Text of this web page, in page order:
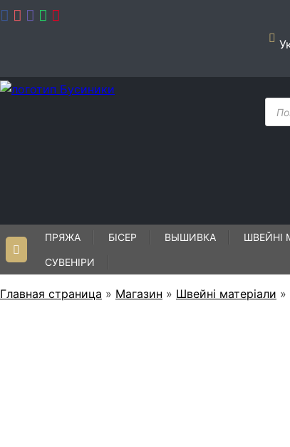
Skip
to
ПРЯЖА БІСЕР ВЫШИВКА ШВЕЙНІ
СУВЕНІРИ
Главная страница » Магазин » Швейні матеріали »